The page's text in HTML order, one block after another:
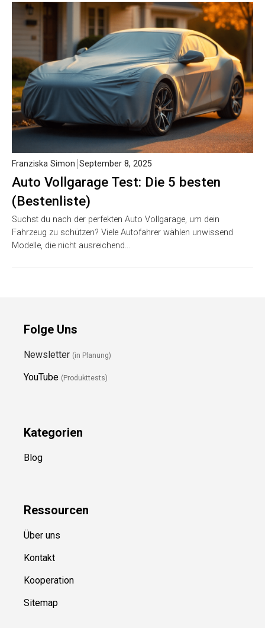
Auto Vollgarage Test: Die 5 besten
(Bestenliste)
Franziska Simon September 8, 2025
Suchst du nach der perfekten Auto Vollgarage, um dein
Fahrzeug zu schützen? Viele Autofahrer wählen unwissend
Modelle, die nicht ausreichend…
Folge Uns
Newsletter (in Planung)
YouTube (Produkttests)
Kategorien
Blog
Ressourcen
Über uns
Kontakt
Kooperation
Sitemap